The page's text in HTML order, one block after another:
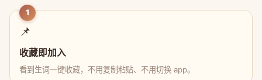
1
📌
收藏即加入
看到生词一键收藏，不用复制粘贴、不用切换 app。